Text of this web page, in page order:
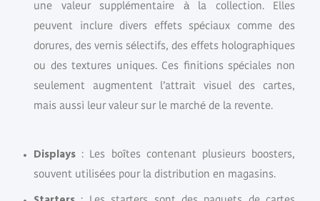
une valeur supplémentaire à la collection. Elles
peuvent inclure divers effets spéciaux comme des
dorures, des vernis sélectifs, des effets holographiques
ou des textures uniques. Ces finitions spéciales non
seulement augmentent l’attrait visuel des cartes,
mais aussi leur valeur sur le marché de la revente.
Displays : Les boîtes contenant plusieurs boosters,
souvent utilisées pour la distribution en magasins.